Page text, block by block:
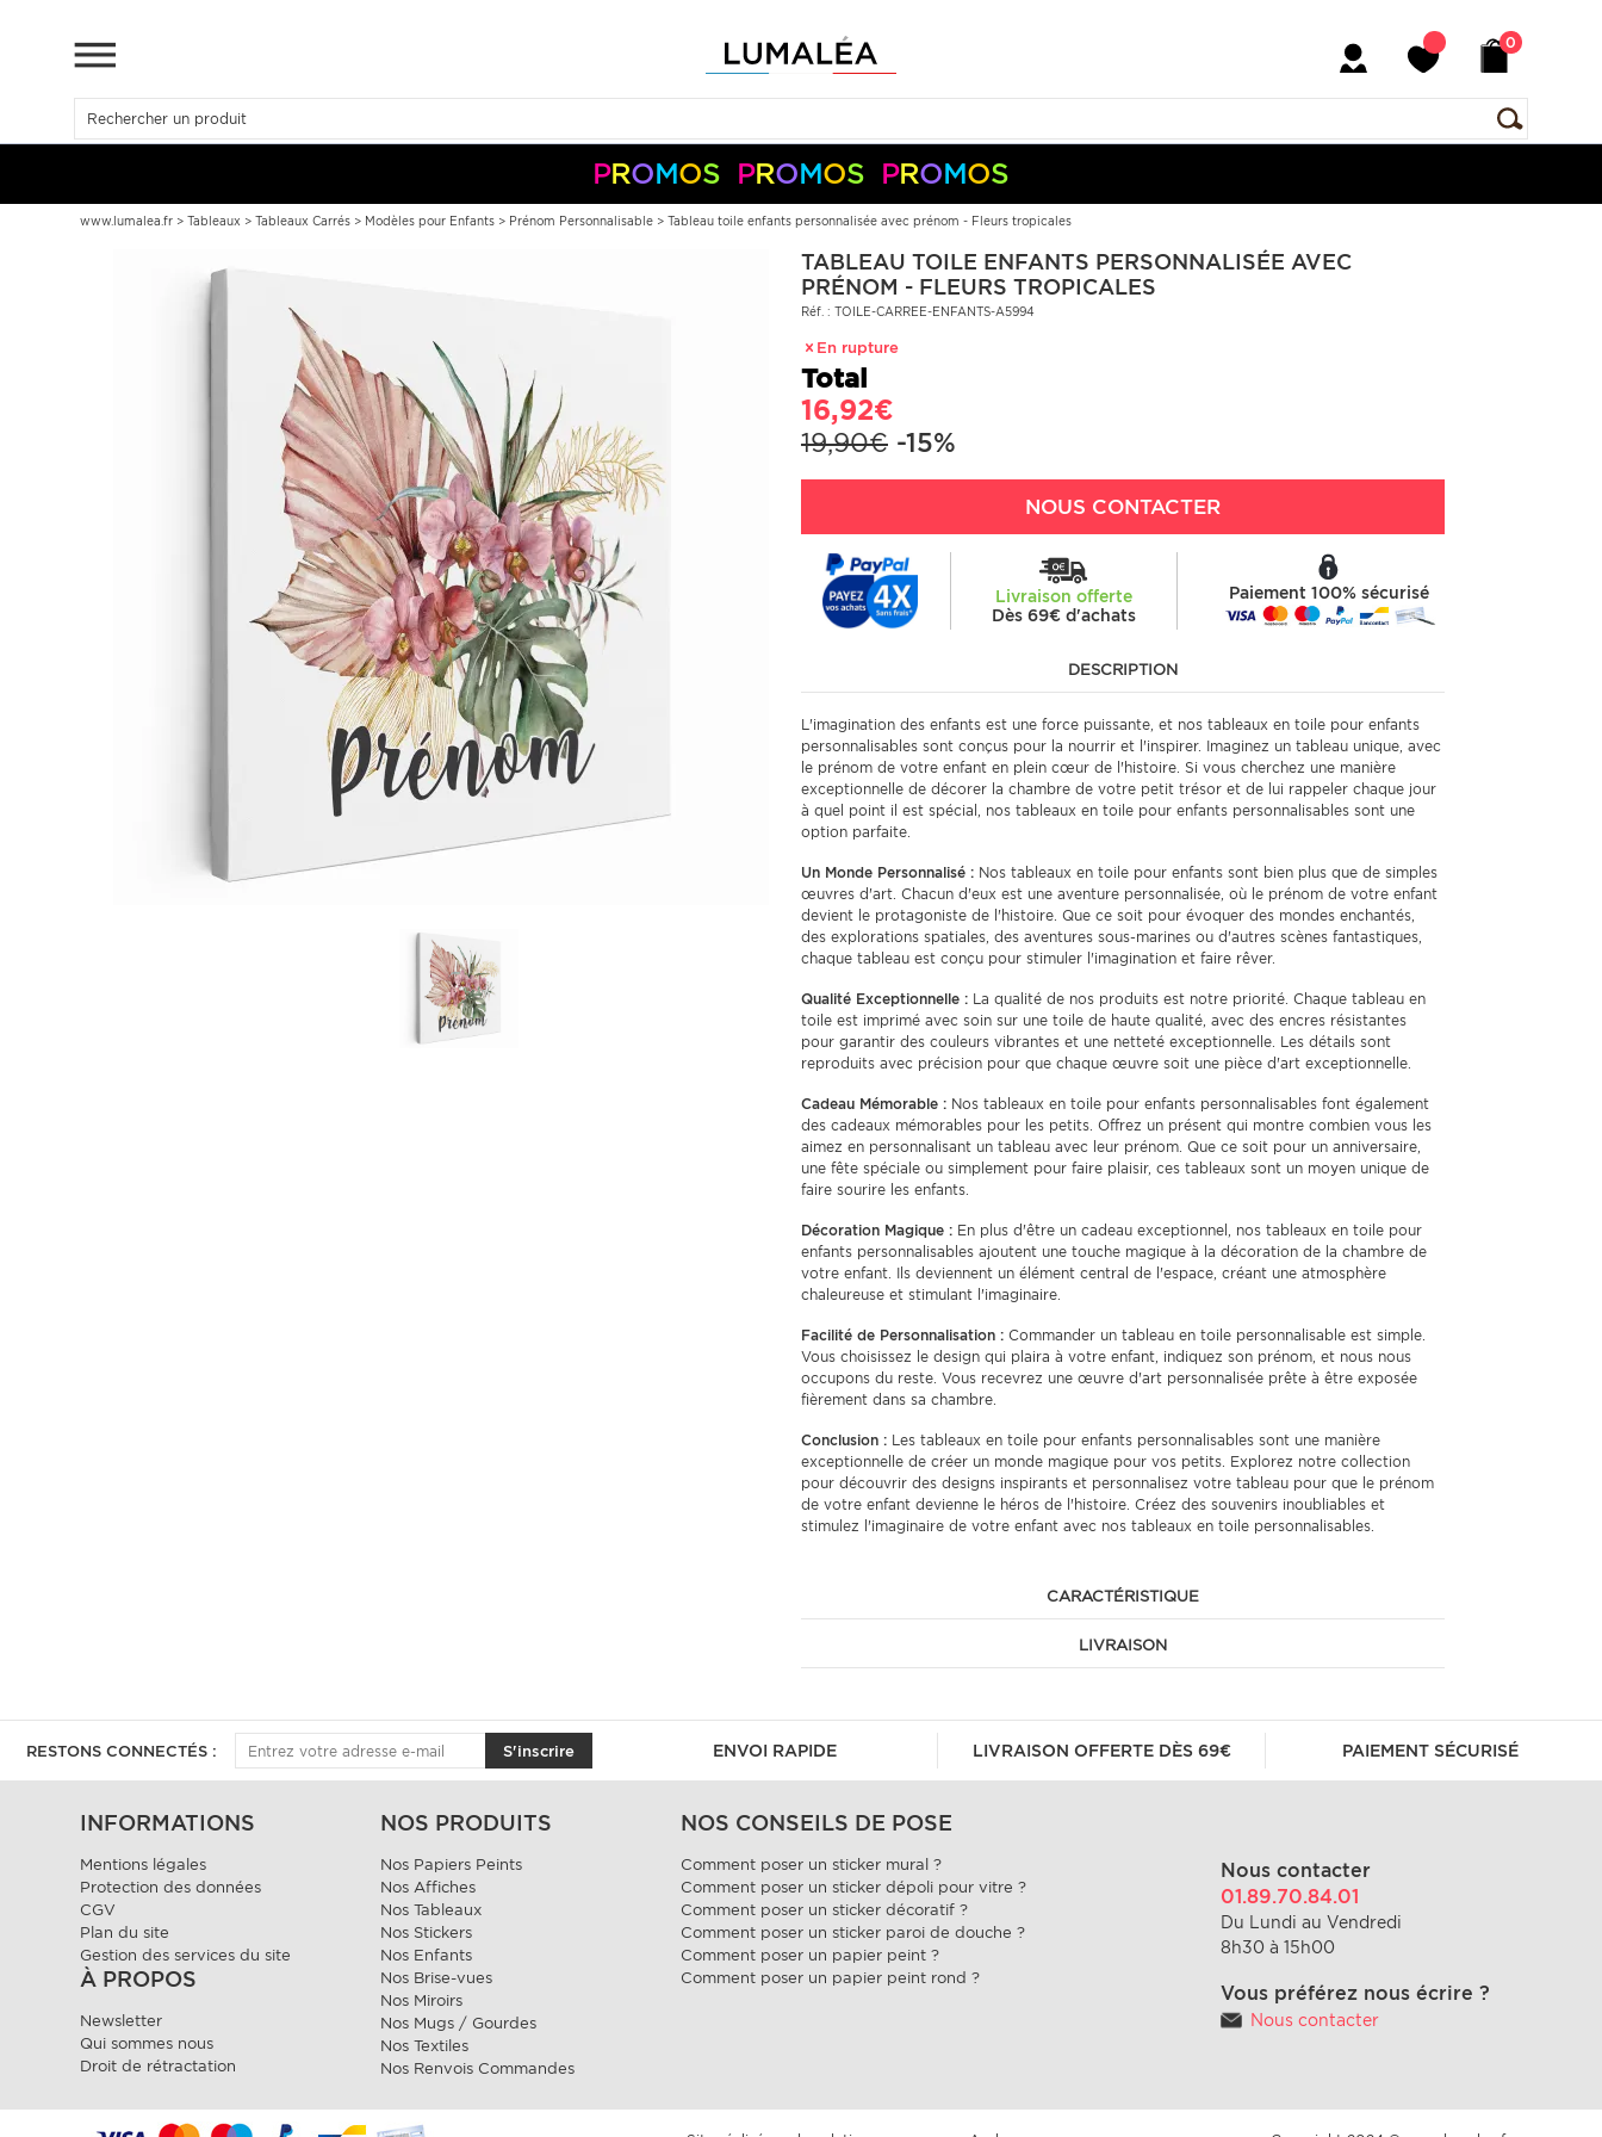
0
PROMOS PROMOS PROMOS
-5% + 50€ S05050
-10% + 150€ S10150
PayPal
www.lumalea.fr >Tableaux >Tableaux Carrés > Modèles pour Enfants > Prénom Personnalisable >Tableau toile enfants personnalisée avec prénom - Fleurs tropicales
TABLEAU TOILE ENFANTS PERSONNALISÉE AVEC
PRÉNOM - FLEURS TROPICALES
Réf. : TOILE-CARREE-ENFANTS-A5994
En rupture
Total
16,92€
19,90€ -15%
NOUS CONTACTER
Livraison offerte
Dès 69€ d'achats
Paiement 100% sécurisé
DESCRIPTION
L'imagination des enfants est une force puissante, et nos tableaux en toile pour enfants
personnalisables sont conçus pour la nourrir et l'inspirer. Imaginez un tableau unique, avec
le prénom de votre enfant en plein cœur de l'histoire. Si vous cherchez une manière
exceptionnelle de décorer la chambre de votre petit trésor et de lui rappeler chaque jour
à quel point il est spécial, nos tableaux en toile pour enfants personnalisables sont une
option parfaite.
Un Monde Personnalisé : Nos tableaux en toile pour enfants sont bien plus que de simples
œuvres d'art. Chacun d'eux est une aventure personnalisée, où le prénom de votre enfant
devient le protagoniste de l'histoire. Que ce soit pour évoquer des mondes enchantés,
des explorations spatiales, des aventures sous-marines ou d'autres scènes fantastiques,
chaque tableau est conçu pour stimuler l'imagination et faire rêver.
Qualité Exceptionnelle : La qualité de nos produits est notre priorité. Chaque tableau en
toile est imprimé avec soin sur une toile de haute qualité, avec des encres résistantes
pour garantir des couleurs vibrantes et une netteté exceptionnelle. Les détails sont
reproduits avec précision pour que chaque œuvre soit une pièce d'art exceptionnelle.
Cadeau Mémorable : Nos tableaux en toile pour enfants personnalisables font également
des cadeaux mémorables pour les petits. Offrez un présent qui montre combien vous les
aimez en personnalisant un tableau avec leur prénom. Que ce soit pour un anniversaire,
une fête spéciale ou simplement pour faire plaisir, ces tableaux sont un moyen unique de
faire sourire les enfants.
Décoration Magique : En plus d'être un cadeau exceptionnel, nos tableaux en toile pour
enfants personnalisables ajoutent une touche magique à la décoration de la chambre de
votre enfant. Ils deviennent un élément central de l'espace, créant une atmosphère
chaleureuse et stimulant l'imaginaire.
Facilité de Personnalisation : Commander un tableau en toile personnalisable est simple.
Vous choisissez le design qui plaira à votre enfant, indiquez son prénom, et nous nous
occupons du reste. Vous recevrez une œuvre d'art personnalisée prête à être exposée
fièrement dans sa chambre.
Conclusion : Les tableaux en toile pour enfants personnalisables sont une manière
exceptionnelle de créer un monde magique pour vos petits. Explorez notre collection
pour découvrir des designs inspirants et personnalisez votre tableau pour que le prénom
de votre enfant devienne le héros de l'histoire. Créez des souvenirs inoubliables et
stimulez l'imaginaire de votre enfant avec nos tableaux en toile personnalisables.
CARACTÉRISTIQUE
LIVRAISON
RESTONS CONNECTÉS : S'inscrire ENVOI RAPIDE LIVRAISON OFFERTE DÈS 69€ PAIEMENT SÉCURISÉ
INFORMATIONS
Mentions légales
Protection des données
CGV
Plan du site
Gestion des services du site
À PROPOS
Newsletter
Qui sommes nous
Droit de rétractation
NOS PRODUITS
Nos Papiers Peints
Nos Affiches
Nos Tableaux
Nos Stickers
Nos Enfants
Nos Brise-vues
Nos Miroirs
Nos Mugs / Gourdes
Nos Textiles
Nos Renvois Commandes
NOS CONSEILS DE POSE
Comment poser un sticker mural ?
Comment poser un sticker dépoli pour vitre ?
Comment poser un sticker décoratif ?
Comment poser un sticker paroi de douche ?
Comment poser un papier peint ?
Comment poser un papier peint rond ?
Nous contacter
01.89.70.84.01
Du Lundi au Vendredi
8h30 à 15h00
Vous préférez nous écrire ?
Nous contacter